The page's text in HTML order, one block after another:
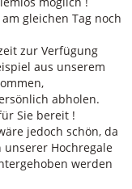
gleichen Tag noch
zur Verfügung
aus unserem
abholen.
Sie bereit !
jedoch schön, da
Hochregale
werden